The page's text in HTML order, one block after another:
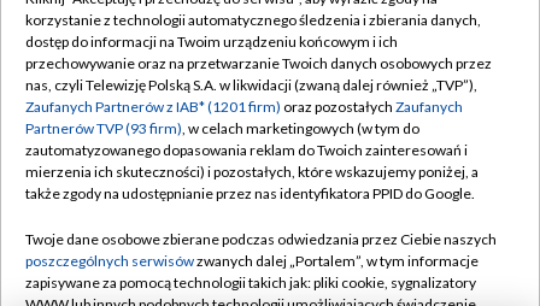
TVP
Abonament TVP
Emisja w TVP
Centrum informacji TVP
Naziemna Telewizja Cyfrowa
Rada Programowa
System NOS
Regulamin TVP
Polityka prywatności
Moje zgody
Pomoc
Kontakt
korzystanie z technologii automatycznego śledzenia i zbierania danych,
dostęp do informacji na Twoim urządzeniu końcowym i ich
przechowywanie oraz na przetwarzanie Twoich danych osobowych przez
nas, czyli Telewizję Polską S.A. w likwidacji (zwaną dalej również „TVP”),
Zaufanych Partnerów z IAB* (1201 firm) oraz pozostałych Zaufanych
Partnerów TVP (93 firm), w celach marketingowych (w tym do
zautomatyzowanego dopasowania reklam do Twoich zainteresowań i
mierzenia ich skuteczności) i pozostałych, które wskazujemy poniżej, a
także zgody na udostępnianie przez nas identyfikatora PPID do Google.
Twoje dane osobowe zbierane podczas odwiedzania przez Ciebie naszych
poszczególnych serwisówzwanych dalej „Portalem”, w tym informacje
zapisywane za pomocą technologii takich jak: pliki cookie, sygnalizatory